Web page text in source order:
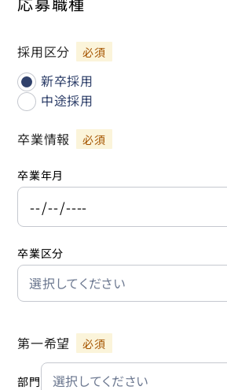
採用区分
新卒採用
中途採用
卒業情報
卒業年月
卒業区分
第一希望
部門